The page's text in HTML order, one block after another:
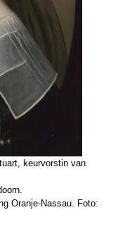
keurvorstin van
Oranje-Nassau. Foto: